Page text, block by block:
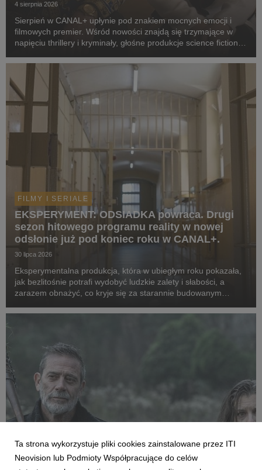
4 sierpnia 2026
Sierpień w CANAL+ upłynie pod znakiem mocnych emocji i
filmowych premier. Wśród nowości znajdą się trzymające w
napięciu thrillery i kryminały, głośne produkcje science fiction,
Widzowie zobaczą m.in. serial „Skażeni...
FILMY I SERIALE
EKSPERYMENT: ODSIADKA powraca. Drugi
sezon hitowego programu reality w nowej
odsłonie już pod koniec roku w CANAL+.
30 lipca 2026
Eksperymentalna produkcja, która w ubiegłym roku pokazała,
jak bezlitośnie potrafi wydobyć ludzkie zalety i słabości, a
zarazem obnażyć, co kryje się za starannie budowanym
razem za więzienne kraty trafią kobiety. ...
FILMY I SERIALE
Premiera pierwszego odcinka trzeciego
Ta strona wykorzystuje pliki cookies zainstalowane przez ITI
Neovision lub Podmioty Współpracujące do celów